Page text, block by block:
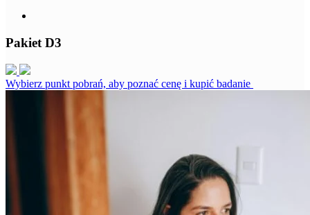
Pakiet D3
Wybierz punkt pobrań, aby poznać cenę i kupić badanie